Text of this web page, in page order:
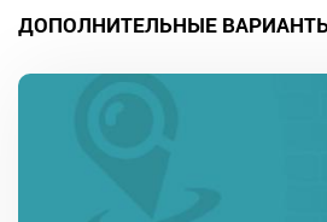
ДОПОЛНИТЕЛЬНЫЕ